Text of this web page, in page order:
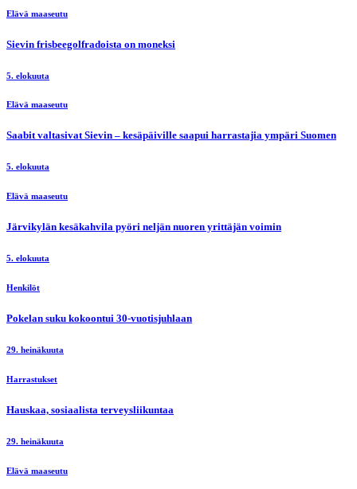
Elävä maaseutu
Sievin frisbeegolfradoista on moneksi
5. elokuuta
Elävä maaseutu
Saabit valtasivat Sievin – kesäpäiville saapui harrastajia ympäri Suomen
5. elokuuta
Elävä maaseutu
Järvikylän kesäkahvila pyöri neljän nuoren yrittäjän voimin
5. elokuuta
Henkilöt
Pokelan suku kokoontui 30-vuotisjuhlaan
29. heinäkuuta
Harrastukset
Hauskaa, sosiaalista terveysliikuntaa
29. heinäkuuta
Elävä maaseutu